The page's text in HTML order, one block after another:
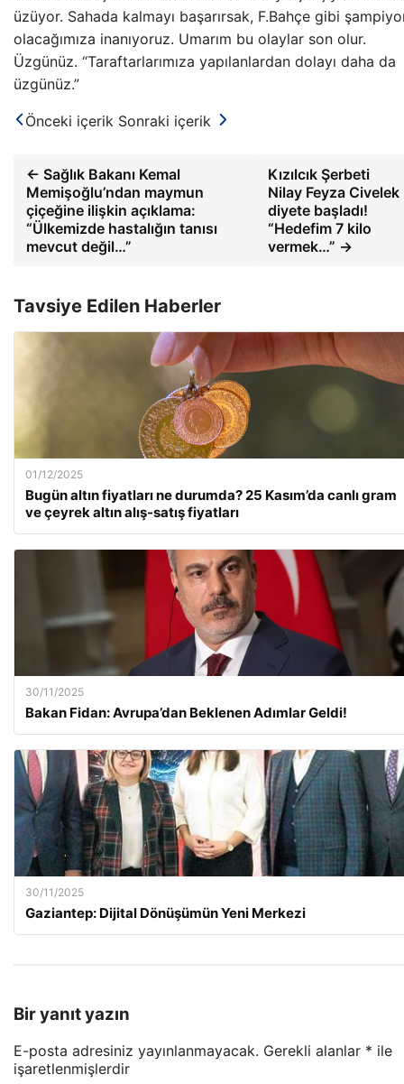
üzüyor. Sahada kalmayı başarırsak, F.Bahçe gibi
olacağımıza inanıyoruz. Umarım bu olaylar son olur.
Üzgünüz. “Taraftarlarımıza yapılanlardan dolayı daha da
üzgünüz.”
Önceki içerik Sonraki içerik
← Sağlık Bakanı Kemal
Memişoğlu’ndan maymun
çiçeğine ilişkin açıklama:
“Ülkemizde hastalığın tanısı
mevcut değil…”
Kızılcık Şerbeti
Nilay Feyza Civelek
diyete başladı!
“Hedefim 7 kilo
vermek…” →
Tavsiye Edilen Haberler
01/12/2025
Bugün altın fiyatları ne durumda? 25 Kasım’da canlı gram
ve çeyrek altın alış-satış fiyatları
30/11/2025
Bakan Fidan: Avrupa’dan Beklenen Adımlar Geldi!
30/11/2025
Gaziantep: Dijital Dönüşümün Yeni Merkezi
Bir yanıt yazın
E-posta adresiniz yayınlanmayacak. Gerekli alanlar * ile
işaretlenmişlerdir